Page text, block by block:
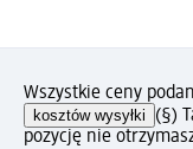
Wszystkie ceny
kosztów wysyłki (§)
pozycję nie